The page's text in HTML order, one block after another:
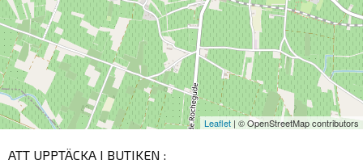
Leaflet | © OpenStreetMap contributors
ATT UPPTÄCKA I BUTIKEN :